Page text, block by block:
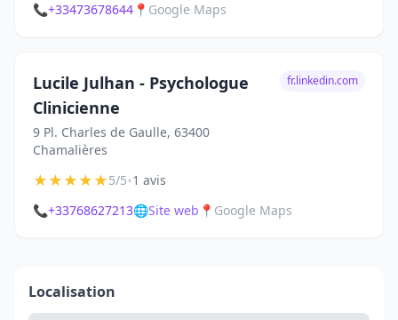
📞+33473678644 📍 Google Maps
Lucile Julhan - Psychologue
Clinicienne
9 Pl. Charles de Gaulle, 63400
Chamalières
fr.linkedin.com
★★★★★5/5•1 avis
📞+33768627213🌐Site web 📍 Google Maps
Localisation